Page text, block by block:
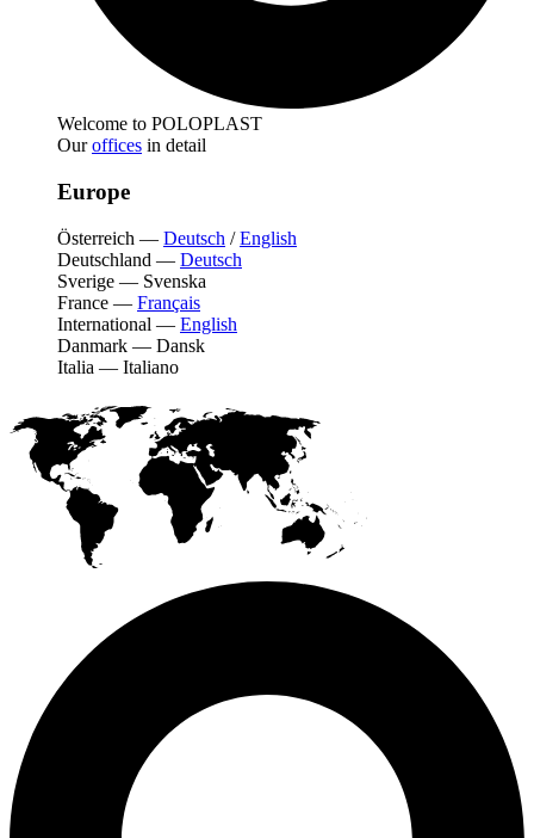
Welcome to POLOPLAST
Ouroffices in detail
Europe
Österreich — Deutsch /English
Deutschland — Deutsch
Sverige — Svenska
France — Français
International — English
Danmark — Dansk
Italia — Italiano